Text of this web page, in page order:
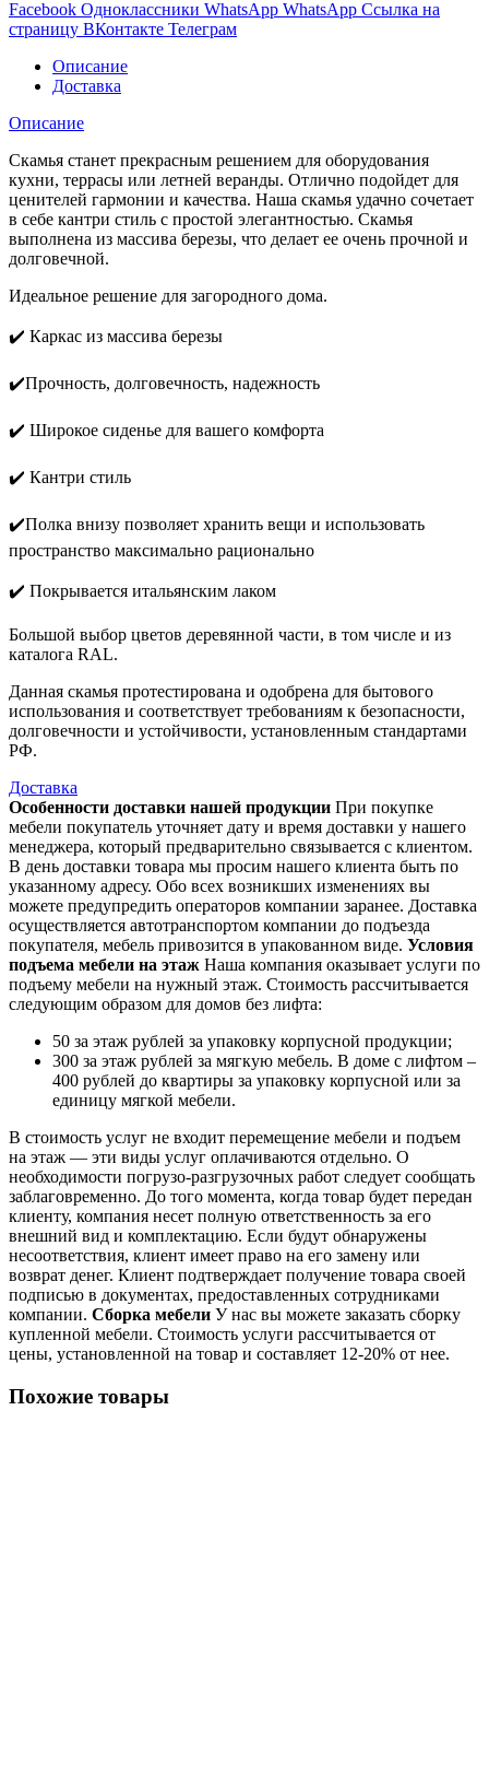
Facebook Одноклассники WhatsApp WhatsApp Ссылка на
страницу ВКонтакте Телеграм
Описание
Доставка
Описание
Скамья станет прекрасным решением для оборудования
кухни, террасы или летней веранды. Отлично подойдет для
ценителей гармонии и качества. Наша скамья удачно сочетает
в себе кантри стиль с простой элегантностью. Скамья
выполнена из массива березы, что делает ее очень прочной и
долговечной.
Идеальное решение для загородного дома.
✔️ Каркас из массива березы
✔️Прочность, долговечность, надежность
✔️ Широкое сиденье для вашего комфорта
✔️ Кантри стиль
✔️Полка внизу позволяет хранить вещи и использовать
пространство максимально рационально
✔️ Покрывается итальянским лаком
Большой выбор цветов деревянной части, в том числе и из
каталога RAL.
Данная скамья протестирована и одобрена для бытового
использования и соответствует требованиям к безопасности,
долговечности и устойчивости, установленным стандартами
РФ.
Доставка
Особенности доставки нашей продукции При покупке
мебели покупатель уточняет дату и время доставки у нашего
менеджера, который предварительно связывается с клиентом.
В день доставки товара мы просим нашего клиента быть по
указанному адресу. Обо всех возникших изменениях вы
можете предупредить операторов компании заранее. Доставка
осуществляется автотранспортом компании до подъезда
покупателя, мебель привозится в упакованном виде. Условия
подъема мебели на этаж Наша компания оказывает услуги по
подъему мебели на нужный этаж. Стоимость рассчитывается
следующим образом для домов без лифта:
50 за этаж рублей за упаковку корпусной продукции;
300 за этаж рублей за мягкую мебель. В доме с лифтом –
400 рублей до квартиры за упаковку корпусной или за
единицу мягкой мебели.
В стоимость услуг не входит перемещение мебели и подъем
на этаж — эти виды услуг оплачиваются отдельно. О
необходимости погрузо-разгрузочных работ следует сообщать
заблаговременно. До того момента, когда товар будет передан
клиенту, компания несет полную ответственность за его
внешний вид и комплектацию. Если будут обнаружены
несоответствия, клиент имеет право на его замену или
возврат денег. Клиент подтверждает получение товара своей
подписью в документах, предоставленных сотрудниками
компании. Сборка мебели У нас вы можете заказать сборку
купленной мебели. Стоимость услуги рассчитывается от
цены, установленной на товар и составляет 12-20% от нее.
Похожие товары